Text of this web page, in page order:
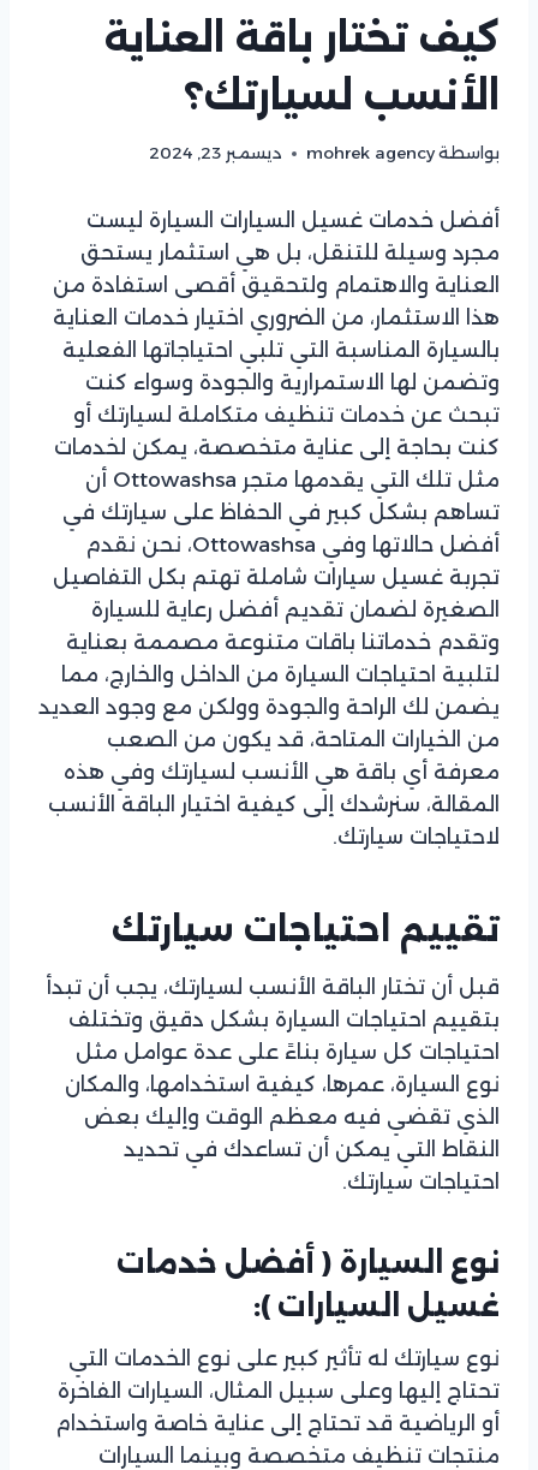
كيف تختار باقة العناية
الأنسب لسيارتك؟
بواسطةmohrek agency ديسمبر 23, 2024
أفضل خدمات غسيل السيارات السيارة ليست
مجرد وسيلة للتنقل، بل هي استثمار يستحق
العناية والاهتمام ولتحقيق أقصى استفادة من
هذا الاستثمار، من الضروري اختيار خدمات العناية
بالسيارة المناسبة التي تلبي احتياجاتها الفعلية
وتضمن لها الاستمرارية والجودة وسواء كنت
تبحث عن خدمات تنظيف متكاملة لسيارتك أو
كنت بحاجة إلى عناية متخصصة، يمكن لخدمات
مثل تلك التي يقدمها متجر Ottowashsa أن
تساهم بشكل كبير في الحفاظ على سيارتك في
أفضل حالاتها وفي Ottowashsa، نحن نقدم
تجربة غسيل سيارات شاملة تهتم بكل التفاصيل
الصغيرة لضمان تقديم أفضل رعاية للسيارة
وتقدم خدماتنا باقات متنوعة مصممة بعناية
لتلبية احتياجات السيارة من الداخل والخارج، مما
يضمن لك الراحة والجودة وولكن مع وجود العديد
من الخيارات المتاحة، قد يكون من الصعب
معرفة أي باقة هي الأنسب لسيارتك وفي هذه
المقالة، سنرشدك إلى كيفية اختيار الباقة الأنسب
لاحتياجات سيارتك.
تقييم احتياجات سيارتك
قبل أن تختار الباقة الأنسب لسيارتك، يجب أن تبدأ
بتقييم احتياجات السيارة بشكل دقيق وتختلف
احتياجات كل سيارة بناءً على عدة عوامل مثل
نوع السيارة، عمرها، كيفية استخدامها، والمكان
الذي تقضي فيه معظم الوقت وإليك بعض
النقاط التي يمكن أن تساعدك في تحديد
احتياجات سيارتك.
نوع السيارة ( أفضل خدمات
غسيل السيارات ):
نوع سيارتك له تأثير كبير على نوع الخدمات التي
تحتاج إليها وعلى سبيل المثال، السيارات الفاخرة
أو الرياضية قد تحتاج إلى عناية خاصة واستخدام
منتجات تنظيف متخصصة وبينما السيارات